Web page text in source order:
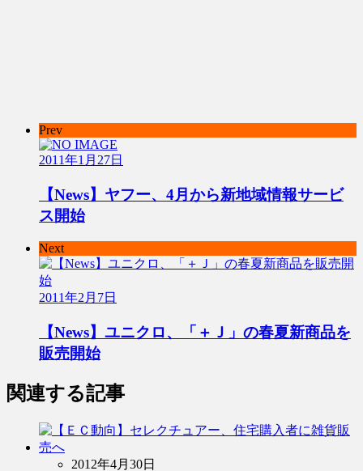
Prev
2011年1月27日
【News】ヤフー、4月から新地域情報サービ
ス開始
Next
2011年2月7日
【News】ユニクロ、「＋Ｊ」の春夏新商品を
販売開始
関連する記事
2012年4月30日